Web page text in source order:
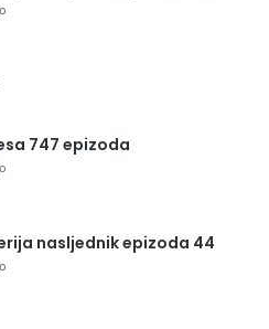
747 epizoda
nasljednik epizoda 44